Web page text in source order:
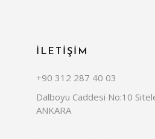
İLETİŞİM
+90 312 287 40 03
Dalboyu Caddesi No:10
ANKARA